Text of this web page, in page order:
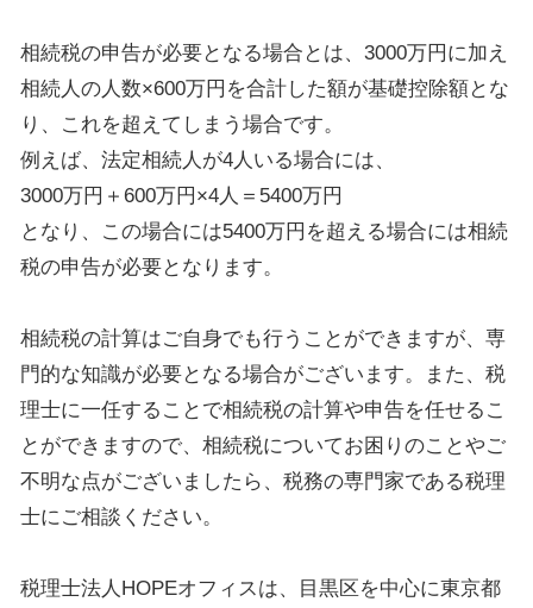
相続税の申告が必要となる場合とは、3000万円に加え
相続人の人数×600万円を合計した額が基礎控除額とな
り、これを超えてしまう場合です。
例えば、法定相続人が4人いる場合には、
3000万円＋600万円×4人＝5400万円
となり、この場合には5400万円を超える場合には相続
税の申告が必要となります。
相続税の計算はご自身でも行うことができますが、専
門的な知識が必要となる場合がございます。また、税
理士に一任することで相続税の計算や申告を任せるこ
とができますので、相続税についてお困りのことやご
不明な点がございましたら、税務の専門家である税理
士にご相談ください。
税理士法人HOPEオフィスは、目黒区を中心に東京都